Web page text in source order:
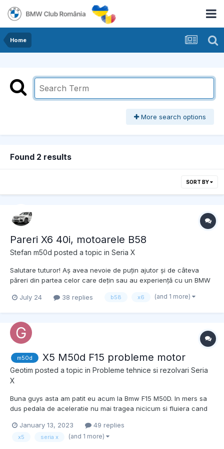
Home
More search options
Found 2 results
SORT BY
Pareri X6 40i, motoarele B58
Stefan m50d posted a topic in Seria X
Salutare tuturor! Aș avea nevoie de puțin ajutor și de câteva
păreri din partea celor care dețin sau au experiență cu un BMW
am investit foarte mulți bani în reparații. Din cauza acelei
July 24 38 replies b58 x6 (and 1 more)
m50d X5 M50d F15 probleme motor
Geotim posted a topic in Probleme tehnice si rezolvari Seria
X
Buna guys asta am patit eu acum la Bmw F15 M50D. In mers sa
dus pedala de aceleratie nu mai tragea nicicum si fluiera cand
face si a scos super mult fum alb pe tobe si la capacul de la ulei
dupa ce am desfăcut ., deci cu siguranta sa dus ule...
January 13, 2023 49 replies
x5 seria x (and 1 more)